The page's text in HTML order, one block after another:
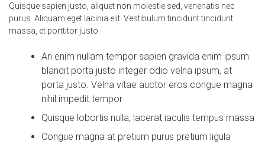
Quisque sapien justo, aliquet non molestie sed, venenatis nec
purus. Aliquam eget lacinia elit. Vestibulum tincidunt tincidunt
massa, et porttitor justo.
An enim nullam tempor sapien gravida enim ipsum
blandit porta justo integer odio velna ipsum, at
porta justo. Velna vitae auctor eros congue magna
nihil impedit tempor
Quisque lobortis nulla, lacerat iaculis tempus massa
Congue magna at pretium purus pretium ligula